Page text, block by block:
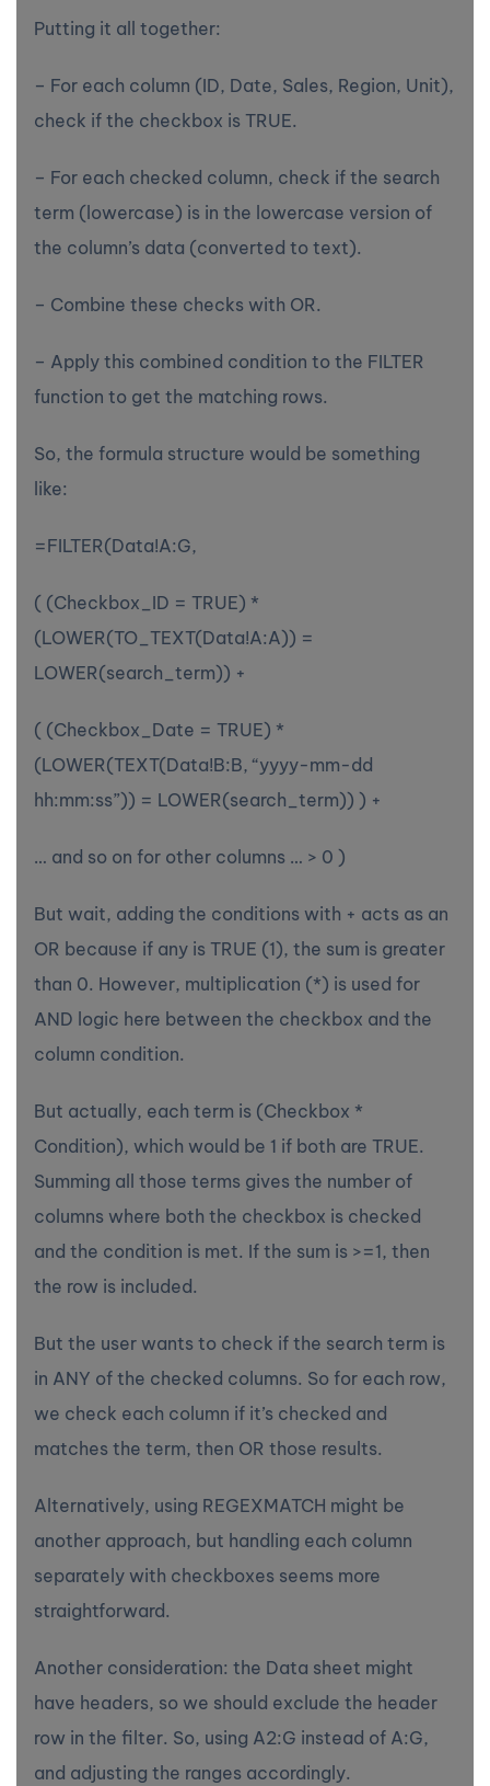
Putting it all together:
– For each column (ID, Date, Sales, Region, Unit),
check if the checkbox is TRUE.
– For each checked column, check if the search
term (lowercase) is in the lowercase version of
the column’s data (converted to text).
– Combine these checks with OR.
– Apply this combined condition to the FILTER
function to get the matching rows.
So, the formula structure would be something
like:
=FILTER(Data!A:G,
( (Checkbox_ID = TRUE) *
(LOWER(TO_TEXT(Data!A:A)) =
LOWER(search_term)) +
( (Checkbox_Date = TRUE) *
(LOWER(TEXT(Data!B:B, “yyyy-mm-dd
hh:mm:ss”)) = LOWER(search_term)) ) +
… and so on for other columns … > 0 )
But wait, adding the conditions with + acts as an
OR because if any is TRUE (1), the sum is greater
than 0. However, multiplication (*) is used for
AND logic here between the checkbox and the
column condition.
But actually, each term is (Checkbox *
Condition), which would be 1 if both are TRUE.
Summing all those terms gives the number of
columns where both the checkbox is checked
and the condition is met. If the sum is >=1, then
the row is included.
But the user wants to check if the search term is
in ANY of the checked columns. So for each row,
we check each column if it’s checked and
matches the term, then OR those results.
Alternatively, using REGEXMATCH might be
another approach, but handling each column
separately with checkboxes seems more
straightforward.
Another consideration: the Data sheet might
have headers, so we should exclude the header
row in the filter. So, using A2:G instead of A:G,
and adjusting the ranges accordingly.